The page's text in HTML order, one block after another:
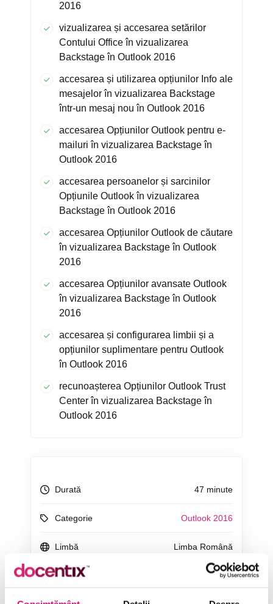
2016
vizualizarea și accesarea setărilor
Contului Office în vizualizarea
Backstage în Outlook 2016
accesarea și utilizarea opțiunilor Info ale
mesajelor în vizualizarea Backstage
într-un mesaj nou în Outlook 2016
accesarea Opțiunilor Outlook pentru e-
mailuri în vizualizarea Backstage în
Outlook 2016
accesarea persoanelor și sarcinilor
Opțiunile Outlook în vizualizarea
Backstage în Outlook 2016
accesarea Opțiunilor Outlook de căutare
în vizualizarea Backstage în Outlook
2016
accesarea Opțiunilor avansate Outlook
în vizualizarea Backstage în Outlook
2016
accesarea și configurarea limbii și a
opțiunilor suplimentare pentru Outlook
în Outlook 2016
recunoașterea Opțiunilor Outlook Trust
Center în vizualizarea Backstage în
Outlook 2016
Durată 47 minute
Categorie Outlook 2016
Limbă Limba Română